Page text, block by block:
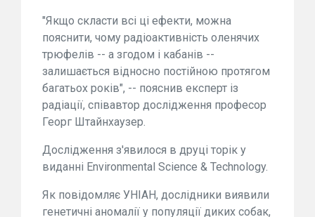
"Якщо скласти всі ці ефекти, можна
пояснити, чому радіоактивність оленячих
трюфелів -- а згодом і кабанів --
залишається відносно постійною протягом
багатьох років", -- пояснив експерт із
радіації, співавтор дослідження професор
Георг Штайнхаузер.
Дослідження з'явилося в друці торік у
виданні Environmental Science & Technology.
Як повідомляє УНІАН, дослідники виявили
генетичні аномалії у популяції диких собак,